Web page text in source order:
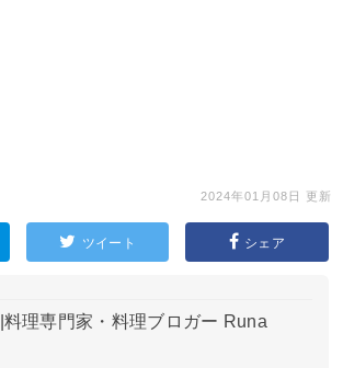
2024年01月08日 更新
ツイート シェア
料理専門家・料理ブロガー Runa